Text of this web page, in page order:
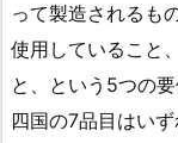
って製造されるも
使用していること
と、という5つの
四国の7品目はい